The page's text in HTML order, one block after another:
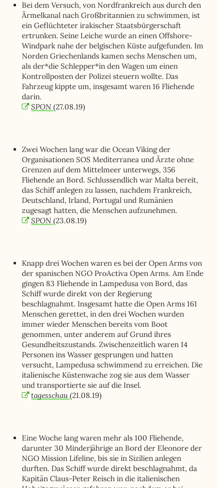
Bei dem Versuch, von Nordfrankreich aus durch den
Ärmelkanal nach Großbritannien zu schwimmen, ist
ein Geflüchteter irakischer Staatsbürgerschaft
ertrunken. Seine Leiche wurde an einen Offshore-
Windpark nahe der belgischen Küste aufgefunden. Im
Norden Griechenlands kamen sechs Menschen um,
als der*die Schlepper*in den Wagen um einen
Kontrollposten der Polizei steuern wollte. Das
Fahrzeug kippte um, insgesamt waren 16 Fliehende
darin.
SPON(27.08.19)
Zwei Wochen lang war die Ocean Viking der
Organisationen SOS Mediterranea und Ärzte ohne
Grenzen auf dem Mittelmeer unterwegs, 356
Fliehende an Bord. Schlussendlich war Malta bereit,
das Schiff anlegen zu lassen, nachdem Frankreich,
Deutschland, Irland, Portugal und Rumänien
zugesagt hatten, die Menschen aufzunehmen.
SPON(23.08.19)
Knapp drei Wochen waren es bei der Open Arms von
der spanischen NGO ProActiva Open Arms. Am Ende
gingen 83 Fliehende in Lampedusa von Bord, das
Schiff wurde direkt von der Regierung
beschlagnahmt. Insgesamt hatte die Open Arms 161
Menschen gerettet, in den drei Wochen wurden
immer wieder Menschen bereits vom Boot
genommen, unter anderem auf Grund ihres
Gesundheitszustands. Zwischenzeitlich waren 14
Personen ins Wasser gesprungen und hatten
versucht, Lampedusa schwimmend zu erreichen. Die
italienische Küstenwache zog sie aus dem Wasser
und transportierte sie auf die Insel.
tagesschau(21.08.19)
Eine Woche lang waren mehr als 100 Fliehende,
darunter 30 Minderjährige an Bord der Eleonore der
NGO Mission Lifeline, bis sie in Sizilien anlegen
durften. Das Schiff wurde direkt beschlagnahmt, da
Kapitän Claus-Peter Reisch in die italienischen